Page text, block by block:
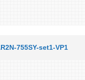
755SY-set1-VP1